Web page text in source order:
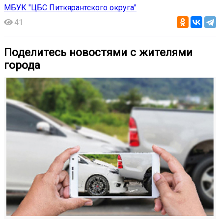
МБУК "ЦБС Питкярантского округа"
41
Поделитесь новостями с жителями
города